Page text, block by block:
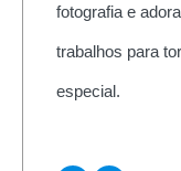
fotografia e
trabalhos para
especial.